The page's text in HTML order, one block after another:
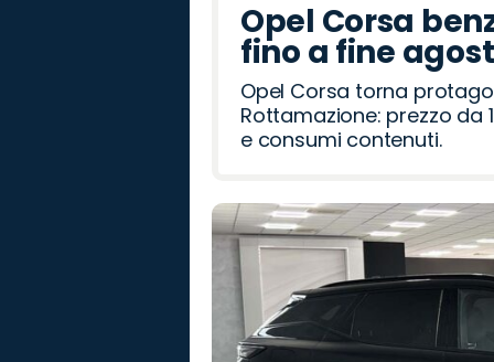
Opel Corsa
fino a fine
Opel Corsa torna
Rottamazione: prezzo da
e consumi contenuti.